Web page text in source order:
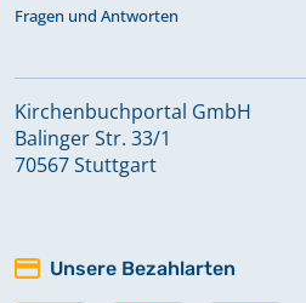
Fragen und Antworten
Kirchenbuchportal GmbH
Balinger Str. 33/1
70567 Stuttgart
Unsere Bezahlarten